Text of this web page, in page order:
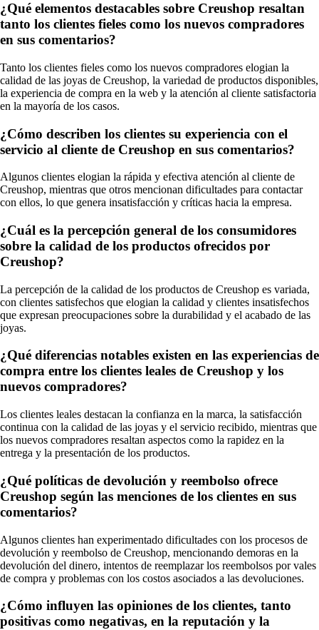
¿Qué elementos destacables sobre Creushop resaltan
tanto los clientes fieles como los nuevos compradores
en sus comentarios?
Tanto los clientes fieles como los nuevos compradores elogian la
calidad de las joyas de Creushop, la variedad de productos disponibles,
la experiencia de compra en la web y la atención al cliente satisfactoria
en la mayoría de los casos.
¿Cómo describen los clientes su experiencia con el
servicio al cliente de Creushop en sus comentarios?
Algunos clientes elogian la rápida y efectiva atención al cliente de
Creushop, mientras que otros mencionan dificultades para contactar
con ellos, lo que genera insatisfacción y críticas hacia la empresa.
¿Cuál es la percepción general de los consumidores
sobre la calidad de los productos ofrecidos por
Creushop?
La percepción de la calidad de los productos de Creushop es variada,
con clientes satisfechos que elogian la calidad y clientes insatisfechos
que expresan preocupaciones sobre la durabilidad y el acabado de las
joyas.
¿Qué diferencias notables existen en las experiencias de
compra entre los clientes leales de Creushop y los
nuevos compradores?
Los clientes leales destacan la confianza en la marca, la satisfacción
continua con la calidad de las joyas y el servicio recibido, mientras que
los nuevos compradores resaltan aspectos como la rapidez en la
entrega y la presentación de los productos.
¿Qué políticas de devolución y reembolso ofrece
Creushop según las menciones de los clientes en sus
comentarios?
Algunos clientes han experimentado dificultades con los procesos de
devolución y reembolso de Creushop, mencionando demoras en la
devolución del dinero, intentos de reemplazar los reembolsos por vales
de compra y problemas con los costos asociados a las devoluciones.
¿Cómo influyen las opiniones de los clientes, tanto
positivas como negativas, en la reputación y la